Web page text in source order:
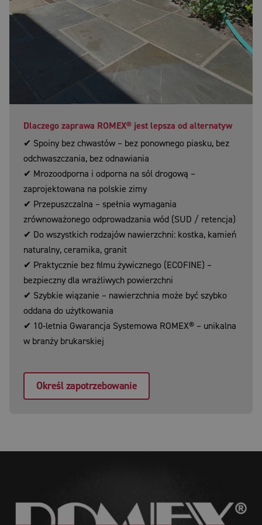
Dlaczego zaprawa ROMEX® jest lepsza od alternatyw
✔ Spoiny bez chwastów – bez ponownego piasku, bez
odchwaszczania, bez odnawiania
✔ Mrozoodporna i odporna na sól drogową –
zaprojektowana na polskie zimy
✔ Przepuszczalna – spełnia wymagania
zrównoważonego odprowadzania wód (SUD / retencja)
✔ Do wszystkich rodzajów nawierzchni: kostka, kamień
naturalny, ceramika, granit
✔ Praktycznie bez filmu żywicznego (ECOFINE) –
bezpieczny dla wrażliwych powierzchni
✔ Szybkie wiązanie – nawierzchnia może być szybko
oddana do użytkowania
✔ 10-letnia Gwarancja Systemowa ROMEX® – unikalna
w branży brukarskiej
Określ zapotrzebowanie